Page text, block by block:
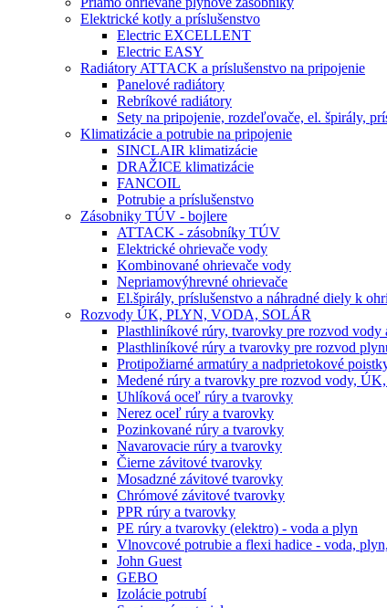
Elektrické kotly a príslušenstvo
Electric EXCELLENT
Electric EASY
Radiátory ATTACK a príslušenstvo na pripojenie
Panelové radiátory
Rebríkové radiátory
Sety na pripojenie, rozdeľovače, el. špirály,
Klimatizácie a potrubie na pripojenie
SINCLAIR klimatizácie
DRAŽICE klimatizácie
FANCOIL
Potrubie a príslušenstvo
Zásobniky TÚV - bojlere
ATTACK - zásobníky TÚV
Elektrické ohrievače vody
Kombinované ohrievače vody
Nepriamovýhrevné ohrievače
El.špirály, príslušenstvo a náhradné diely k
Rozvody ÚK, PLYN, VODA, SOLÁR
Plasthliníkové rúry, tvarovky pre rozvod vody
Plasthliníkové rúry a tvarovky pre rozvod
Protipožiarné armatúry a nadprietokové
Medené rúry a tvarovky pre rozvod vody,
Uhlíková oceľ rúry a tvarovky
Nerez oceľ rúry a tvarovky
Pozinkované rúry a tvarovky
Navarovacie rúry a tvarovky
Čierne závitové tvarovky
Mosadzné závitové tvarovky
Chrómové závitové tvarovky
PPR rúry a tvarovky
PE rúry a tvarovky (elektro) - voda a plyn
Vlnovcové potrubie a flexi hadice - voda,
John Guest
GEBO
Izolácie potrubí